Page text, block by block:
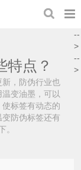
特点？
，防伪行业也
变油墨，可以
标签有动态的
防伪标签还有
。
--
>
--
>